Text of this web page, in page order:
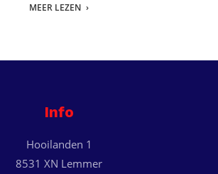
MEER LEZEN
Info
Hooilanden 1
8531 XN Lemmer